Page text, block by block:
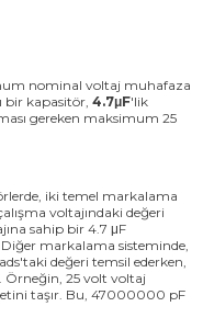
nominal voltaj muhafaza
bir kapasitör, 4.7μF'lik
gereken maksimum 25
iki temel markalama
voltajındaki değeri
sahip bir 4.7 μF
Diğer markalama sisteminde,
değeri temsil ederken,
Örneğin, 25 volt voltaj
taşır. Bu, 47000000 pF